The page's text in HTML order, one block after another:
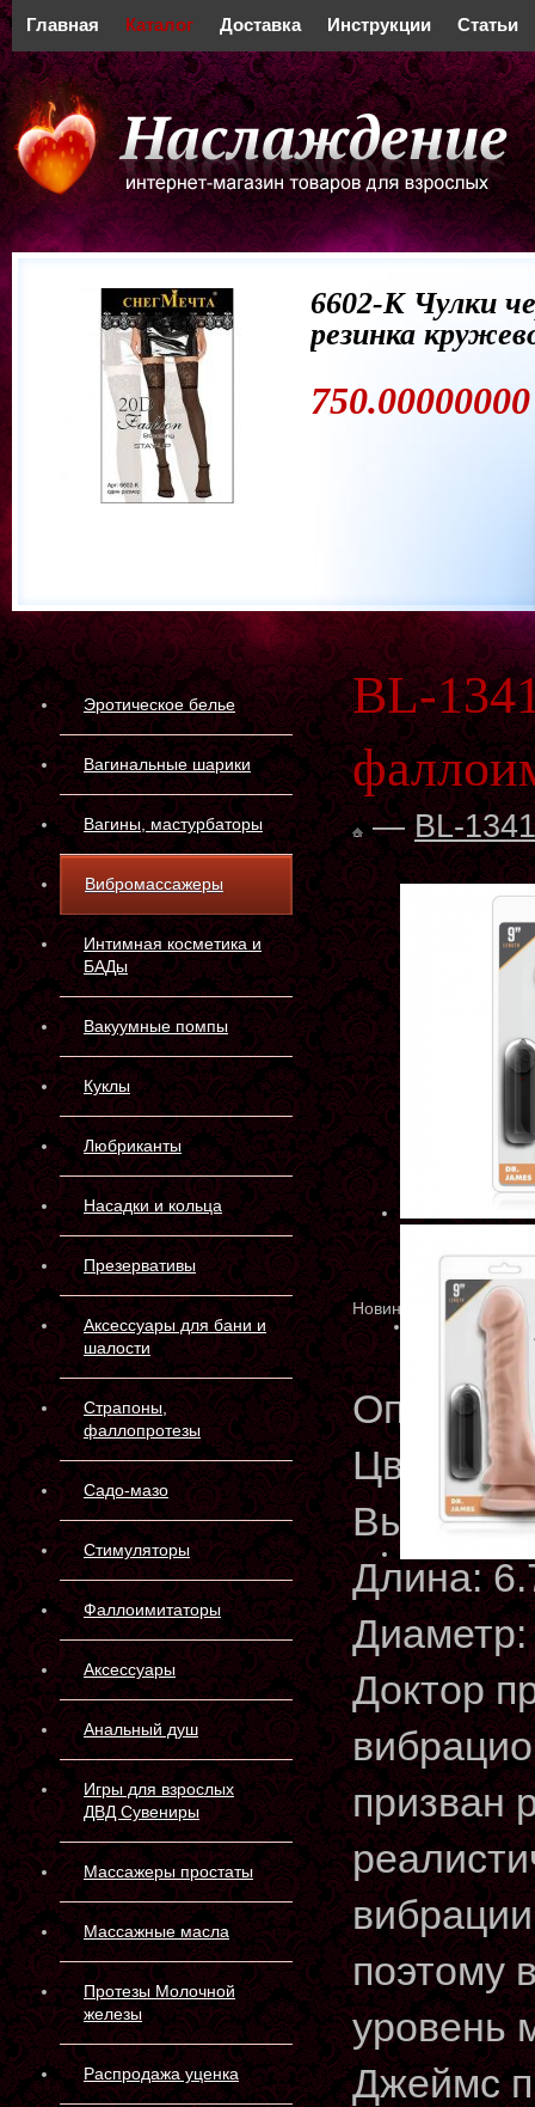
Главная Каталог Доставка Инструкции Статьи
6602-К Чулки
резинка
Эротическое белье
Вагинальные шарики
Вагины, мастурбаторы
Вибромассажеры
Интимная косметика и
БАДы
Вакуумные помпы
Куклы
Любриканты
Насадки и кольца
Презервативы
Аксессуары для бани и
шалости
Страпоны,
фаллопротезы
Садо-мазо
Стимуляторы
Фаллоимитаторы
Аксессуары
Анальный душ
Игры для взрослых
ДВД Сувениры
Массажеры простаты
Массажные масла
Протезы Молочной
железы
Распродажа уценка
BL-
—BL-
Новинка
Цвет:
Высота:
Длина:
Диаметр:
Доктор
призван
поэтому
уровень
Джеймс